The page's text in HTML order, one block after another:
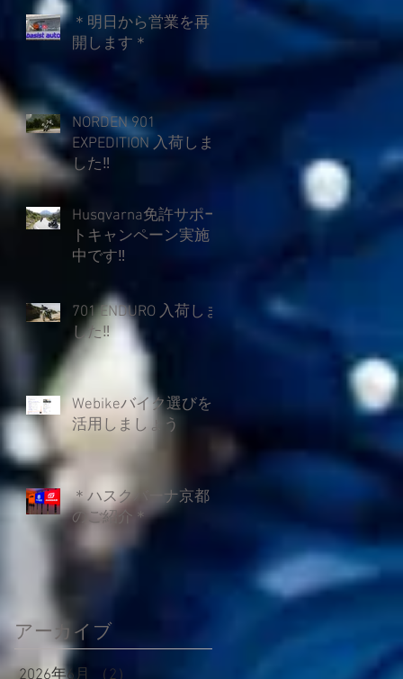
＊明日から営業を再
開します＊
NORDEN 901
EXPEDITION 入荷しま
した‼
Husqvarna免許サポー
トキャンペーン実施
中です‼
701 ENDURO 入荷しま
した‼
Webikeバイク選びを
活用しましょう
＊ハスクバーナ京都
のご紹介＊
アーカイブ
2026年6月 （2）